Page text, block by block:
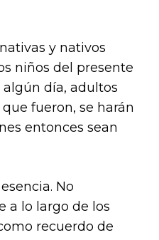
y nativos
niños del presente
día, adultos
fueron, se harán
entonces sean
No
a lo largo de los
recuerdo de